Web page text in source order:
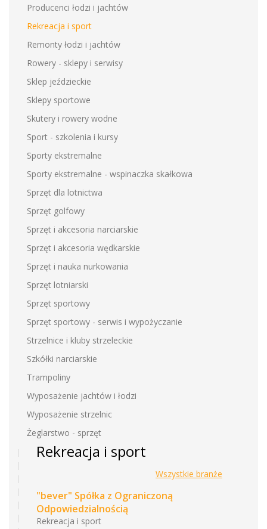
Producenci łodzi i jachtów
Rekreacja i sport
Remonty łodzi i jachtów
Rowery - sklepy i serwisy
Sklep jeździeckie
Sklepy sportowe
Skutery i rowery wodne
Sport - szkolenia i kursy
Sporty ekstremalne
Sporty ekstremalne - wspinaczka skałkowa
Sprzęt dla lotnictwa
Sprzęt golfowy
Sprzęt i akcesoria narciarskie
Sprzęt i akcesoria wędkarskie
Sprzęt i nauka nurkowania
Sprzęt lotniarski
Sprzęt sportowy
Sprzęt sportowy - serwis i wypożyczanie
Strzelnice i kluby strzeleckie
Szkółki narciarskie
Trampoliny
Wyposażenie jachtów i łodzi
Wyposażenie strzelnic
Żeglarstwo - sprzęt
Rekreacja i sport
Wszystkie branże
"bever" Spółka z Ograniczoną
Odpowiedzialnością
Rekreacja i sport